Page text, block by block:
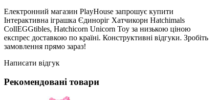
Електронний магазин PlayHouse запрошує купити
Інтерактивна іграшка Єдиноріг Хатчикорн Hatchimals
CollEGGtibles, Hatchicorn Unicorn Toy за низькою ціною
експрес доставкою по країні. Конструктивні відгуки. Зробіть
замовлення прямо зараз!
Написати відгук
Рекомендовані товари